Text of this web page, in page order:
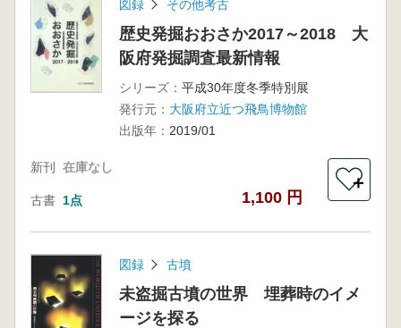
図録 その他考古
歴史発掘おおさか2017～2018 大
阪府発掘調査最新情報
シリーズ： 平成30年度冬季特別展
発行元： 大阪府立近つ飛鳥博物館
出版年： 2019/01
新刊 在庫なし
古書 1点 1,100 円
＋
図録 古墳
未盗掘古墳の世界 埋葬時のイメ
ージを探る